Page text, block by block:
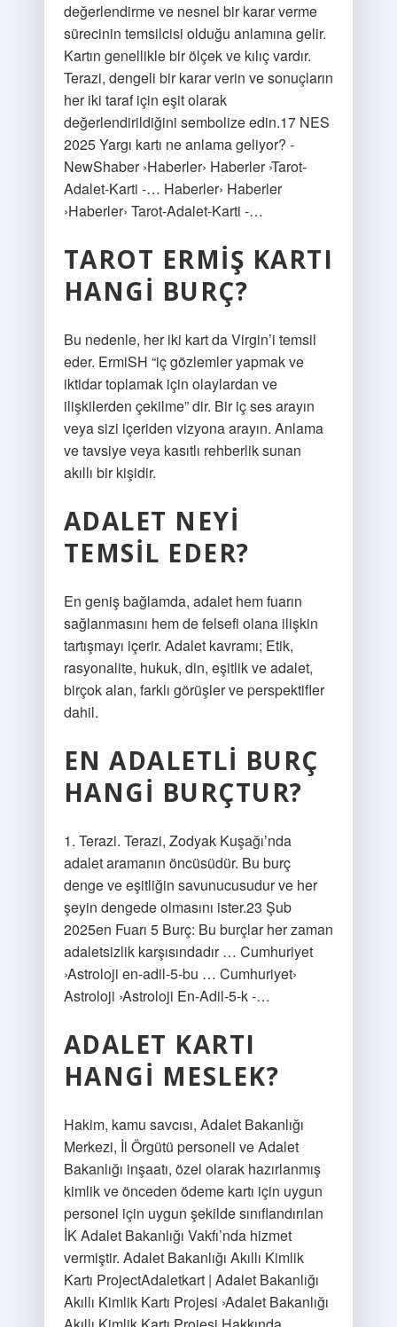
değerlendirme ve nesnel bir karar verme
sürecinin temsilcisi olduğu anlamına gelir.
Kartın genellikle bir ölçek ve kılıç vardır.
Terazi, dengeli bir karar verin ve sonuçların
her iki taraf için eşit olarak
değerlendirildiğini sembolize edin.17 NES
2025 Yargı kartı ne anlama geliyor? -
NewShaber ›Haberler› Haberler ›Tarot-
Adalet-Karti -… Haberler› Haberler
›Haberler› Tarot-Adalet-Karti -…
TAROT ERMIŞ KARTI
HANGI BURÇ?
Bu nedenle, her iki kart da Virgin’i temsil
eder. ErmiSH “iç gözlemler yapmak ve
iktidar toplamak için olaylardan ve
ilişkilerden çekilme” dir. Bir iç ses arayın
veya sizi içeriden vizyona arayın. Anlama
ve tavsiye veya kasıtlı rehberlik sunan
akıllı bir kişidir.
ADALET NEYI
TEMSIL EDER?
En geniş bağlamda, adalet hem fuarın
sağlanmasını hem de felsefi olana ilişkin
tartışmayı içerir. Adalet kavramı; Etik,
rasyonalite, hukuk, din, eşitlik ve adalet,
birçok alan, farklı görüşler ve perspektifler
dahil.
EN ADALETLI BURÇ
HANGI BURÇTUR?
1. Terazi. Terazi, Zodyak Kuşağı’nda
adalet aramanın öncüsüdür. Bu burç
denge ve eşitliğin savunucusudur ve her
şeyin dengede olmasını ister.23 Şub
2025en Fuarı 5 Burç: Bu burçlar her zaman
adaletsizlik karşısındadır … Cumhuriyet
›Astroloji en-adil-5-bu … Cumhuriyet›
Astroloji ›Astroloji En-Adil-5-k -…
ADALET KARTI
HANGI MESLEK?
Hakim, kamu savcısı, Adalet Bakanlığı
Merkezi, İl Örgütü personeli ve Adalet
Bakanlığı inşaatı, özel olarak hazırlanmış
kimlik ve önceden ödeme kartı için uygun
personel için uygun şekilde sınıflandırılan
İK Adalet Bakanlığı Vakfı’nda hizmet
vermiştir. Adalet Bakanlığı Akıllı Kimlik
Kartı ProjectAdaletkart | Adalet Bakanlığı
Akıllı Kimlik Kartı Projesi ›Adalet Bakanlığı